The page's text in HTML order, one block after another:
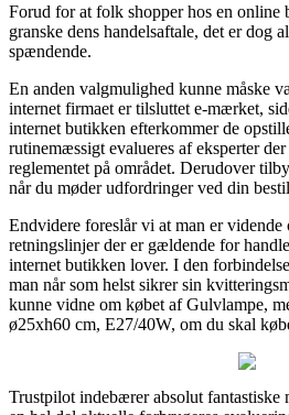
Forud for at folk shopper hos en online
granske dens handelsaftale, det er dog
spændende.
En anden valgmulighed kunne måske
internet firmaet er tilsluttet e-mærket,
internet butikken efterkommer de
rutinemæssigt evalueres af eksperter
reglementet på området. Derudover
når du møder udfordringer ved din
Endvidere foreslår vi at man er vidende
retningslinjer der er gældende for
internet butikken lover. I den
man når som helst sikrer sin
kunne vidne om købet af Gulvlampe,
ø25xh60 cm, E27/40W, om du skal
Trustpilot indebærer absolut